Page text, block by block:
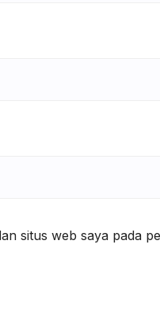
situs web saya pada